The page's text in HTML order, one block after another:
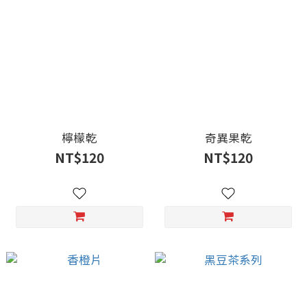
檸檬乾
NT$120
奇異果乾
NT$120